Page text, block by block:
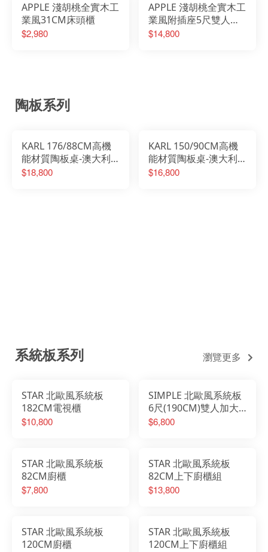
APPLE 淺胡桃全實木工
業風31CM床頭櫃
$2,980
APPLE 淺胡桃全實木工
業風附插座5尺雙人床
組
$14,800
陶板系列
KARL 176/88CM高機
能材質陶板桌-澳大利
亞灰面板
$18,800
KARL 150/90CM高機
能材質陶板桌-澳大利
亞灰面板
$16,800
系統板系列 瀏覽更多
STAR 北歐風系統板
182CM電視櫃
$10,800
SIMPLE 北歐風系統板
6尺(190CM)雙人加大
床頭背板-無印風橡木
$6,800
STAR 北歐風系統板
82CM廚櫃
$7,800
STAR 北歐風系統板
82CM上下廚櫃組
$13,800
STAR 北歐風系統板
120CM廚櫃
STAR 北歐風系統板
120CM上下廚櫃組